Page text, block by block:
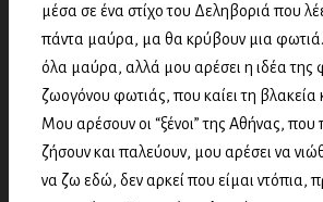
μέσα σε ένα στίχο του Δεληβοριά που
πάντα μαύρα, μα θα κρύβουν μια
όλα μαύρα, αλλά μου αρέσει η ιδέα της
ζωογόνου φωτιάς, που καίει τη βλακεία
Μου αρέσουν οι “ξένοι” της Αθήνας,
ζήσουν και παλεύουν, μου αρέσει να
να ζω εδώ, δεν αρκεί που είμαι ντόπια,